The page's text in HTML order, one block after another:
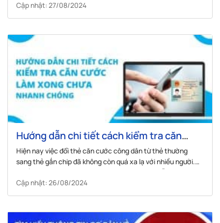
tục hành chính.
Cập nhật: 27/08/2024
Hướng dẫn chi tiết cách kiểm tra căn
cước làm xong chưa nhanh chóng
Hiện nay việc đổi thẻ căn cước công dân từ thẻ thường
sang thẻ gắn chip đã không còn quá xa lạ với nhiều người.
Nhiều trường hợp dù quá thời gian hẹn nhưng vẫn chưa nhận
được thẻ? Bài viết này sẽ giúp hướng dẫn bạn 4 cách...
Cập nhật: 26/08/2024